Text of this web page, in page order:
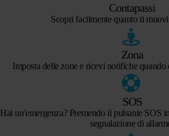
Contapassi
Scopri facilmente quanto ti
Zona
Imposta delle zone e ricevi notifiche quando
SOS
Hai un'emergenza? Premendo il pulsante SOS
segnalazione di